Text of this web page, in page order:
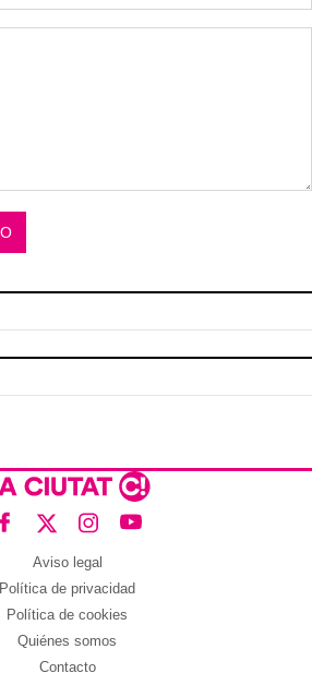
Aviso legal
Política de privacidad
Política de cookies
Quiénes somos
Contacto